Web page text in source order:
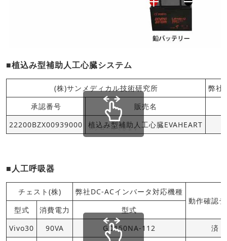
■植込み型補助人工心臓システム
(株)サンメディカル技術研究所
弊社
承認番号
販売名
22200BZX00939000
植込み型補助人工心臓EVAHEART
スクロールできます
■人工呼吸器
チェスト(株)
弊社DC-ACインバータ対応機種
動作確認
型式
消費電力
型式
Vivo30
90VA GD150NA-112
済